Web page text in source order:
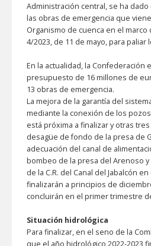
Administración central, se ha
las obras de emergencia que
Organismo de cuenca en el marco
4/2023, de 11 de mayo, para
En la actualidad, la Confederación
presupuesto de 16 millones de
13 obras de emergencia.
La mejora de la garantía del
mediante la conexión de los pozos
está próxima a finalizar y otras
desagüe de fondo de la presa de
adecuación del canal de
bombeo de la presa del Arenoso y
de la C.R. del Canal del Jabalcón
finalizarán a principios de
concluirán en el primer trimestre
Situación hidrológica
Para finalizar, en el seno de la
que el año hidrológico 2022-2023